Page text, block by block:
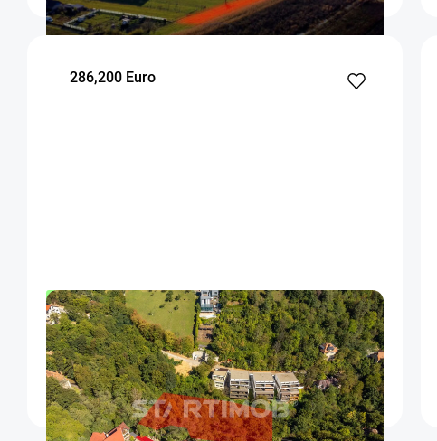
286,200 Euro
OFERTA NOUA EXCLUSIVITATE COMISION 0%
Teren intravilan zona Schei Brasov
Brasov
2385
m²
Intravilan
Clasificare teren